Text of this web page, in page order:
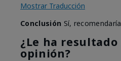
Mostrar Traducción
Conclusión Sí,
¿Le ha
opinión?